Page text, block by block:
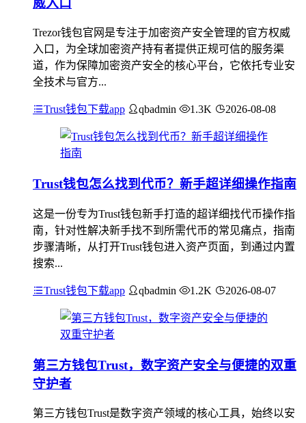
威入口
Trezor钱包官网是专注于加密资产安全管理的官方权威
入口，为全球加密资产持有者提供正规可信的服务渠
道，作为保障加密资产安全的核心平台，它依托专业安
全技术与官方...
Trust钱包下载app qbadmin 1.3K 2026-08-08
Trust钱包怎么找到代币？新手超详细操作指南
这是一份专为Trust钱包新手打造的超详细找代币操作指
南，针对性解决新手找不到所需代币的常见痛点，指南
步骤清晰，从打开Trust钱包进入资产页面，到通过内置
搜索...
Trust钱包下载app qbadmin 1.2K 2026-08-07
第三方钱包Trust，数字资产安全与便捷的双重
守护者
第三方钱包Trust是数字资产领域的核心工具，始终以安